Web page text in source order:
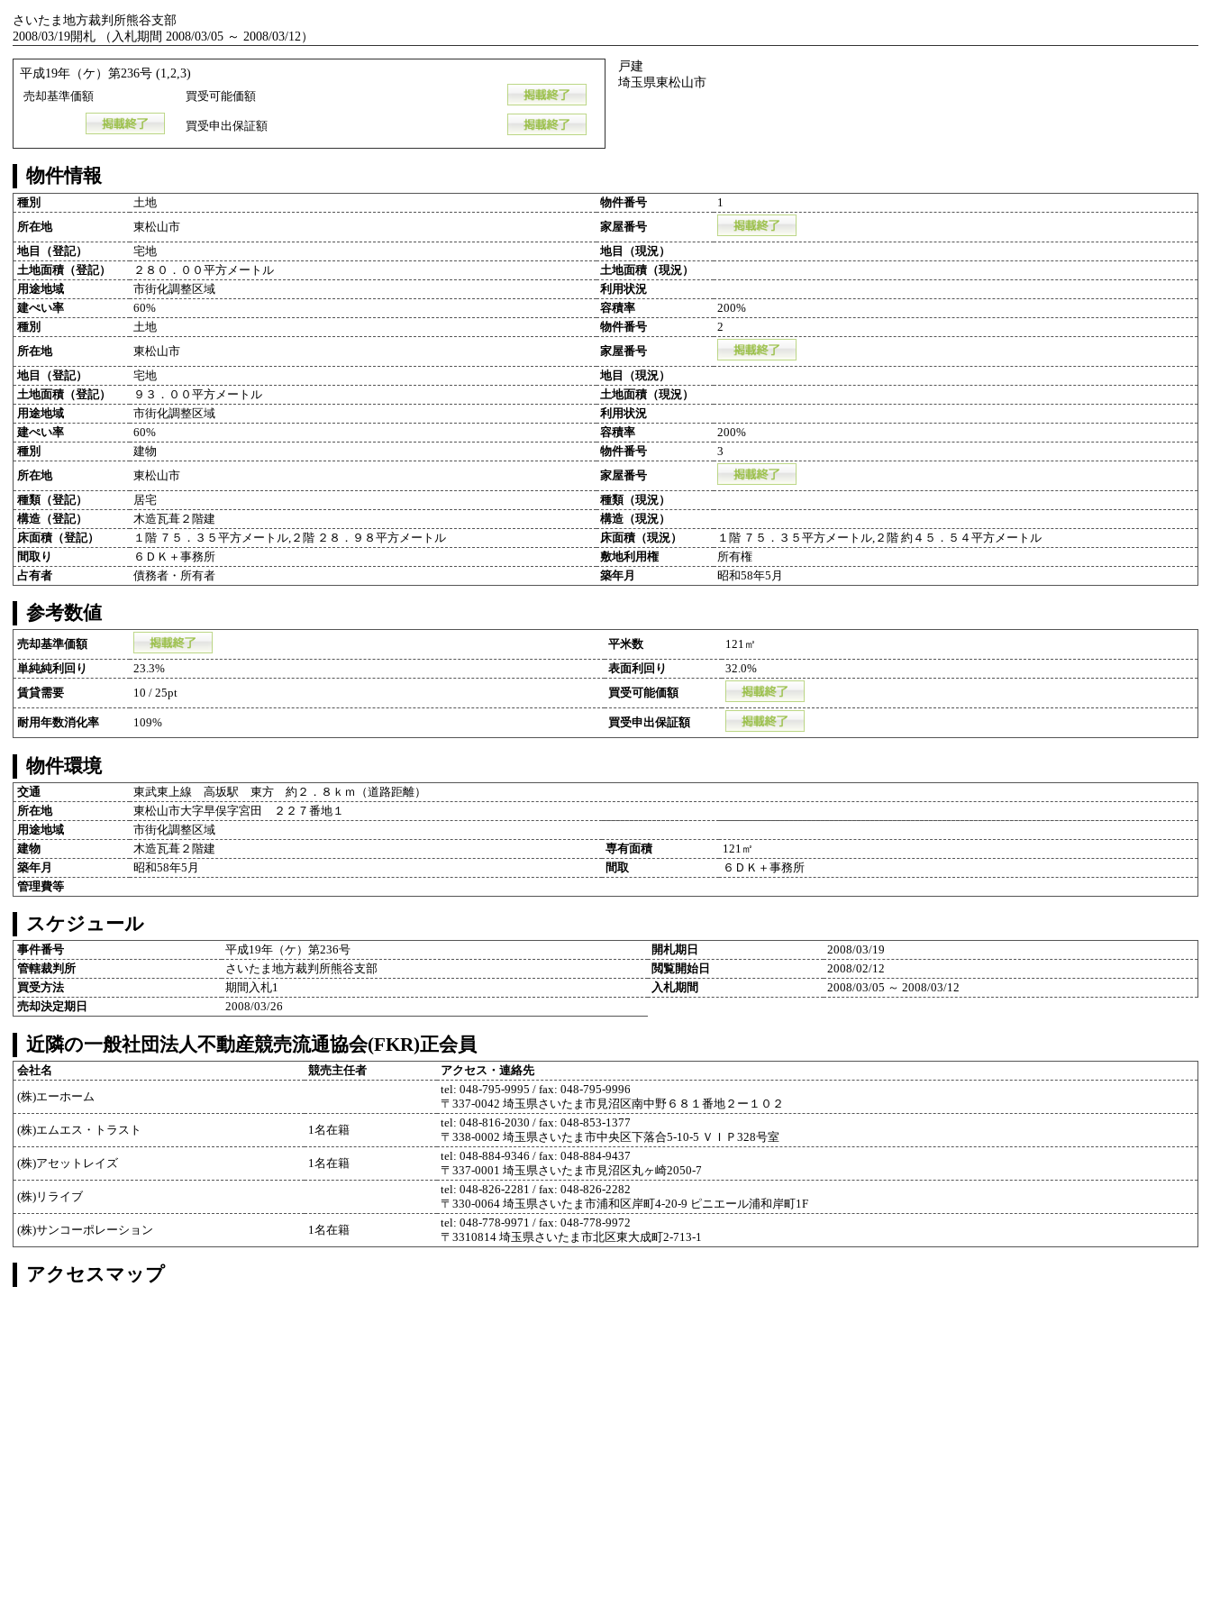
さいたま地方裁判所熊谷支部
2008/03/19開札 （入札期間 2008/03/05 ～ 2008/03/12）
平成19年（ケ）第236号 (1,2,3)
売却基準価額 買受可能価額
買受申出保証額
戸建
埼玉県東松山市
物件情報
種別 土地 物件番号
1
所在地
東松山市
家屋番号
地目（登記）
宅地
地目（現況）
土地面積（登記）
２８０．００平方メートル
土地面積（現況）
用途地域
市街化調整区域
利用状況
建ぺい率
60% 容積率
200%
種別
土地 物件番号
2
所在地
東松山市
家屋番号
地目（登記）
宅地
地目（現況）
土地面積（登記）
９３．００平方メートル
土地面積（現況）
用途地域
市街化調整区域
利用状況
建ぺい率
60% 容積率
200%
種別
建物 物件番号
3
所在地
東松山市
家屋番号
種類（登記）
居宅
種類（現況）
構造（登記）
木造瓦葺２階建
構造（現況）
床面積（登記）
１階 ７５．３５平方メートル,２階 ２８．９８平方メートル 床面積（現況）
１階 ７５．３５平方メートル,２階 約４５．５４平方メートル
間取り
６ＤＫ＋事務所 敷地利用権
所有権
占有者
債務者・所有者 築年月 昭和58年5月
参考数値
売却基準価額 平米数
121㎡
単純純利回り
23.3% 表面利回り
32.0%
賃貸需要
10 / 25pt 買受可能価額
耐用年数消化率 109% 買受申出保証額
物件環境
交通
東武東上線 高坂駅 東方 約２．８ｋｍ（道路距離）
所在地
東松山市大字早俣字宮田 ２２７番地１
用途地域
市街化調整区域
建物
木造瓦葺２階建 専有面積
121㎡
築年月
昭和58年5月 間取
６ＤＫ＋事務所
管理費等
スケジュール
事件番号 平成19年（ケ）第236号 開札期日
2008/03/19
管轄裁判所
さいたま地方裁判所熊谷支部 閲覧開始日
2008/02/12
買受方法
期間入札1 入札期間
2008/03/05 ～ 2008/03/12
売却決定期日
2008/03/26
近隣の一般社団法人不動産競売流通協会(FKR)正会員
会社名 競売主任者 アクセス・連絡先
(株)エーホーム
tel: 048-795-9995 / fax: 048-795-9996
〒337-0042 埼玉県さいたま市見沼区南中野６８１番地２ー１０２
(株)エムエス・トラスト 1名在籍
tel: 048-816-2030 / fax: 048-853-1377
〒338-0002 埼玉県さいたま市中央区下落合5-10-5 ＶＩＰ328号室
(株)アセットレイズ 1名在籍
tel: 048-884-9346 / fax: 048-884-9437
〒337-0001 埼玉県さいたま市見沼区丸ヶ崎2050-7
(株)リライブ
tel: 048-826-2281 / fax: 048-826-2282
〒330-0064 埼玉県さいたま市浦和区岸町4-20-9 ピニエール浦和岸町1F
(株)サンコーポレーション 1名在籍
tel: 048-778-9971 / fax: 048-778-9972
〒3310814 埼玉県さいたま市北区東大成町2-713-1
アクセスマップ